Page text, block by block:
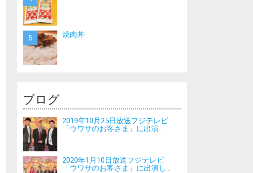
焼肉丼
ブログ
2019年10月25日放送フジテレビ
「ウワサのお客さま」に出演...
2020年1月10日放送フジテレビ
「ウワサのお客さま」に出演し...